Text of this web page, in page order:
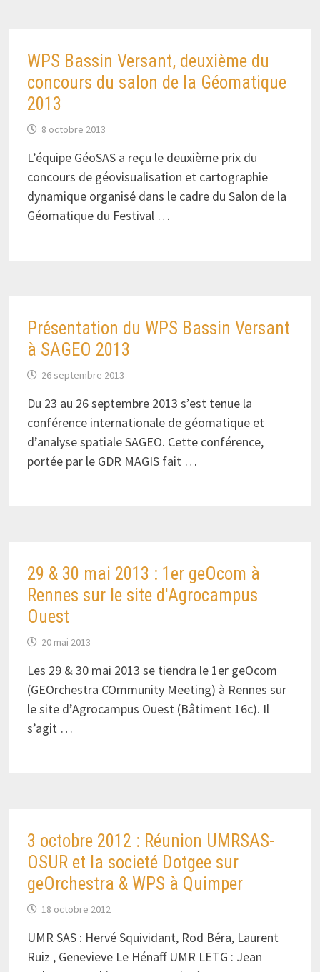
WPS Bassin Versant, deuxième du
concours du salon de la Géomatique
2013
8 octobre 2013
L’équipe GéoSAS a reçu le deuxième prix du
concours de géovisualisation et cartographie
dynamique organisé dans le cadre du Salon de la
Géomatique du Festival …
Présentation du WPS Bassin Versant
à SAGEO 2013
26 septembre 2013
Du 23 au 26 septembre 2013 s’est tenue la
conférence internationale de géomatique et
d’analyse spatiale SAGEO. Cette conférence,
portée par le GDR MAGIS fait …
29 & 30 mai 2013 : 1er geOcom à
Rennes sur le site d'Agrocampus
Ouest
20 mai 2013
Les 29 & 30 mai 2013 se tiendra le 1er geOcom
(GEOrchestra COmmunity Meeting) à Rennes sur
le site d’Agrocampus Ouest (Bâtiment 16c). Il
s’agit …
3 octobre 2012 : Réunion UMRSAS-
OSUR et la societé Dotgee sur
geOrchestra & WPS à Quimper
18 octobre 2012
UMR SAS : Hervé Squividant, Rod Béra, Laurent
Ruiz , Genevieve Le Hénaff UMR LETG : Jean